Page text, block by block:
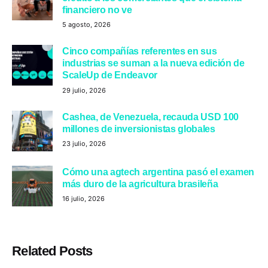
financiero no ve
5 agosto, 2026
Cinco compañías referentes en sus
industrias se suman a la nueva edición de
ScaleUp de Endeavor
29 julio, 2026
Cashea, de Venezuela, recauda USD 100
millones de inversionistas globales
23 julio, 2026
Cómo una agtech argentina pasó el examen
más duro de la agricultura brasileña
16 julio, 2026
Related Posts